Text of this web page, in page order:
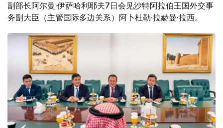
副部长阿尔曼·伊萨哈利耶夫7日会见沙特阿拉伯王国外交事
务副大臣（主管国际多边关系）阿卜杜勒·拉赫曼·拉西。